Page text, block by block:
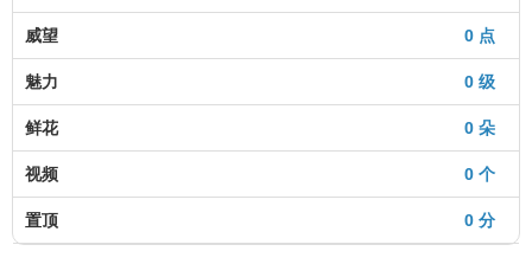
0 点
威望
0 级
魅力
0 朵
鲜花
0 个
视频
0 分
置顶